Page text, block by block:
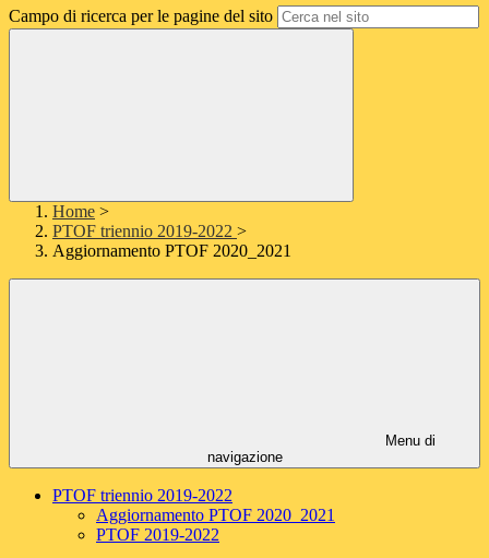
Campo di ricerca per le pagine del sito
Home >
PTOF triennio 2019-2022 >
Aggiornamento PTOF 2020_2021
Menu di
navigazione
PTOF triennio 2019-2022
Aggiornamento PTOF 2020_2021
PTOF 2019-2022